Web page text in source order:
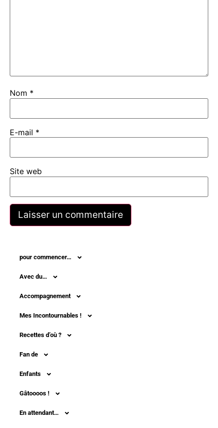
Nom *
E-mail *
Site web
pour commencer…
Avec du…
Accompagnement
Mes Incontournables !
Recettes d’où ?
Fan de
Enfants
Gâtoooos !
En attendant…